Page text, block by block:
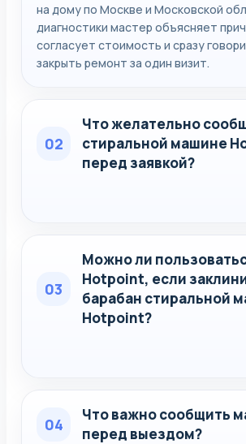
на дому по Москве и Московской
диагностики мастер объясняет
согласует стоимость и сразу
закрыть ремонт за один визит.
02
Что желательно
стиральной машине
перед заявкой?
03
Можно ли
Hotpoint, если
барабан стиральной
Hotpoint?
04
Что важно сообщить
перед выездом?